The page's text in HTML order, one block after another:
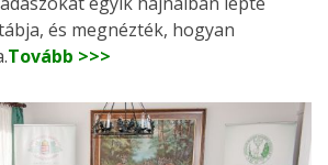
és megnézték, hogyan
Tovább >>>